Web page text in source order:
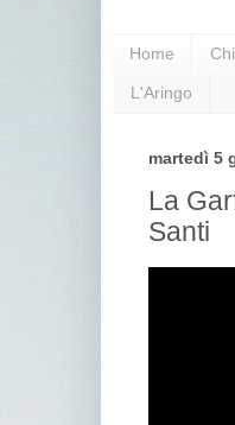
Home
L'Aringo
martedì 5
La
Santi